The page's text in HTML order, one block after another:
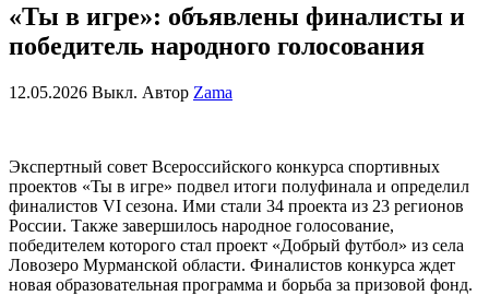
«Ты в игре»: объявлены финалисты и
победитель народного голосования
12.05.2026 Выкл. Автор Zama
Экспертный совет Всероссийского конкурса спортивных
проектов «Ты в игре» подвел итоги полуфинала и определил
финалистов VI сезона. Ими стали 34 проекта из 23 регионов
России. Также завершилось народное голосование,
победителем которого стал проект «Добрый футбол» из села
Ловозеро Мурманской области. Финалистов конкурса ждет
новая образовательная программа и борьба за призовой фонд.